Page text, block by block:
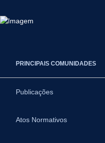
PRINCIPAIS COMUNIDADES
Publicações
Atos Normativos